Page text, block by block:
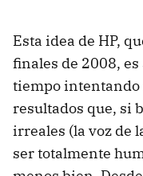
Esta idea de HP,
finales de 2008,
tiempo intentando
resultados que, si
irreales (la voz de
ser totalmente